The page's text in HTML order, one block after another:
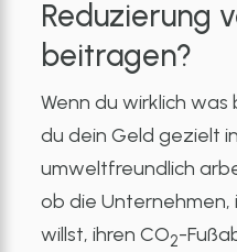
Reduzierung
beitragen?
Wenn du wirklich
du dein Geld gezielt
umweltfreundlich
ob die Unternehmen,
willst, ihren CO2-